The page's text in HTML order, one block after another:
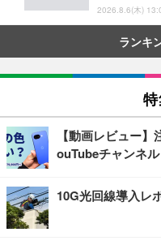
2026.8.6(木)
ランキ
特
【動画レビュー
ouTubeチャンネル
10G光回線導入レ